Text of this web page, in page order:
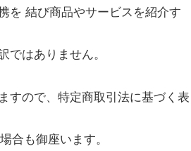
を 結び商品やサービスを紹介す
ではありません。
すので、特定商取引法に基づく表
合も御座います。